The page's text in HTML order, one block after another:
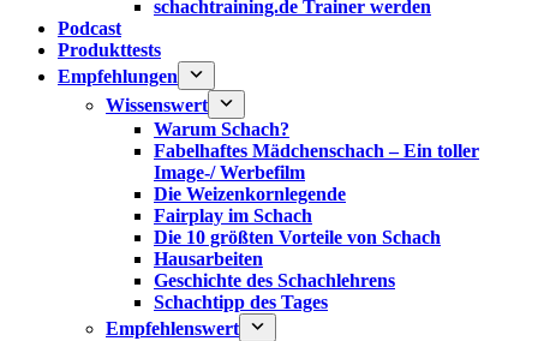
schachtraining.de Trainer werden
Podcast
Produkttests
Empfehlungen
Wissenswert
Warum Schach?
Fabelhaftes Mädchenschach – Ein toller
Image-/ Werbefilm
Die Weizenkornlegende
Fairplay im Schach
Die 10 größten Vorteile von Schach‎
Hausarbeiten
Geschichte des Schachlehrens
Schachtipp des Tages
Empfehlenswert